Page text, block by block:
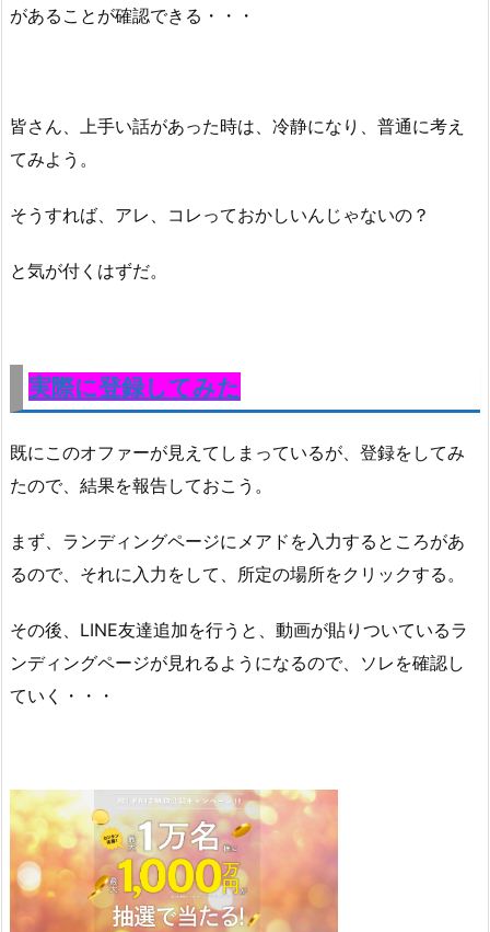
があることが確認できる・・・
皆さん、上手い話があった時は、冷静になり、普通に考え
てみよう。
そうすれば、アレ、コレっておかしいんじゃないの？
と気が付くはずだ。
実際に登録してみた
既にこのオファーが見えてしまっているが、登録をしてみ
たので、結果を報告しておこう。
まず、ランディングページにメアドを入力するところがあ
るので、それに入力をして、所定の場所をクリックする。
その後、LINE友達追加を行うと、動画が貼りついているラ
ンディングページが見れるようになるので、ソレを確認し
ていく・・・